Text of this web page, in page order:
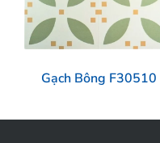
Gạch Bông F30510